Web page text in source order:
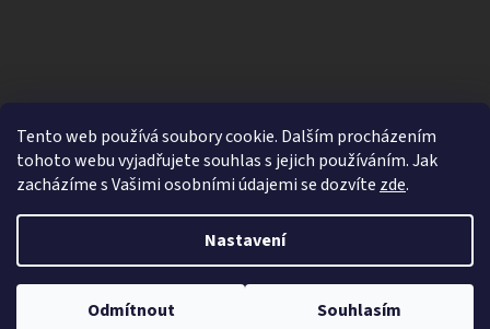
Tento web používá soubory cookie. Dalším procházením
tohoto webu vyjadřujete souhlas s jejich používáním. Jak
zacházíme s Vašimi osobními údajemi se dozvíte zde.
Nastavení
Odmítnout Souhlasím
Vytvořil Shoptet
iDRINKS.cz. Všechna práva vyhrazena.